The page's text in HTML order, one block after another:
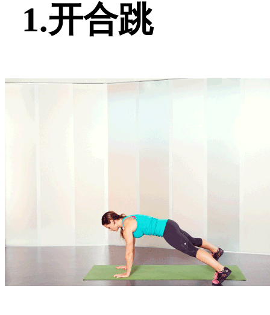
1.开合跳